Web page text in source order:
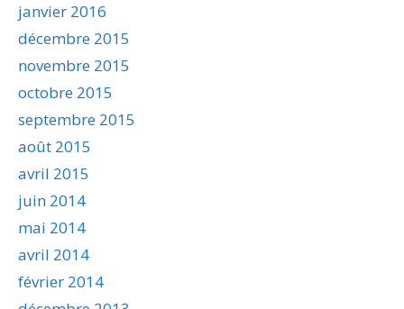
janvier 2016
décembre 2015
novembre 2015
octobre 2015
septembre 2015
août 2015
avril 2015
juin 2014
mai 2014
avril 2014
février 2014